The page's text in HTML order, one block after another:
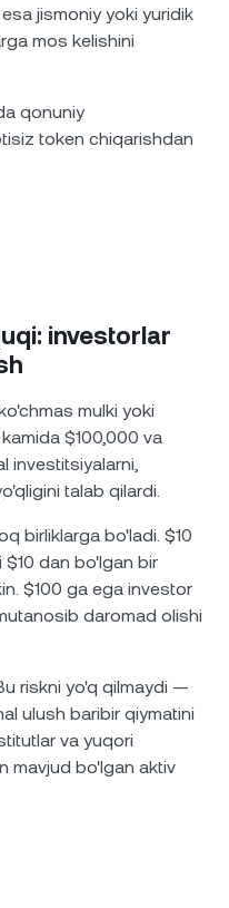
jismoniy yoki yuridik
mos kelishini
qonuniy
token chiqarishdan
investorlar
mulki yoki
$100,000 va
investitsiyalarni,
talab qilardi.
birliklarga bo'ladi. $10
$10 dan bo'lgan bir
$100 ga ega investor
daromad olishi
riskni yo'q qilmaydi —
ulush baribir qiymatini
va yuqori
mavjud bo'lgan aktiv